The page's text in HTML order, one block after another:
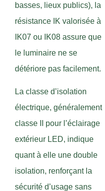
basses, lieux publics), la
résistance IK valorisée à
IK07 ou IK08 assure que
le luminaire ne se
détériore pas facilement.
La classe d’isolation
électrique, généralement
classe II pour l’éclairage
extérieur LED, indique
quant à elle une double
isolation, renforçant la
sécurité d’usage sans